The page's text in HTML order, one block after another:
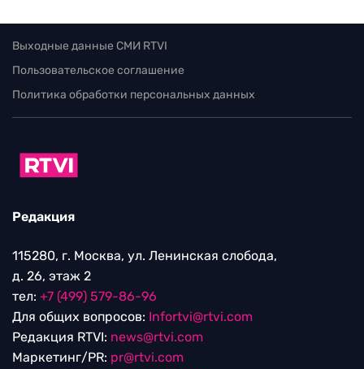
Выходные данные СМИ RTVI
Пользовательское соглашение
Политика обработки персональных данных
Редакция
115280, г. Москва, ул. Ленинская слобода,
д. 26, этаж 2
тел: +7 (499) 579-86-96
Для общих вопросов: Infortvi@rtvi.com
Редакция RTVI: news@rtvi.com
Маркетинг/PR: pr@rtvi.com